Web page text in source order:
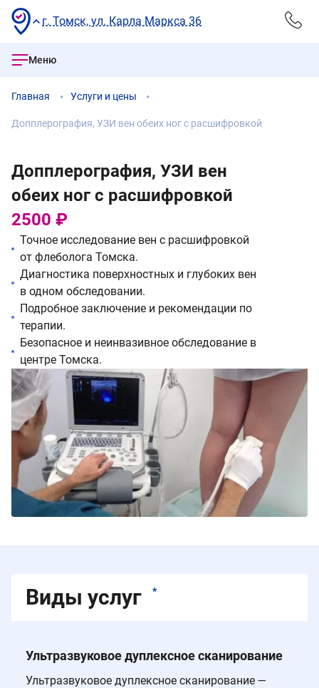
г. Томск, ул. Карла Маркса 36
Меню
Главная Услуги и цены
Допплерография, УЗИ вен обеих ног с расшифровкой
Допплерография, УЗИ вен
обеих ног с расшифровкой
2500 ₽
Точное исследование вен с расшифровкой
от флеболога Томска.
Диагностика поверхностных и глубоких вен
в одном обследовании.
Подробное заключение и рекомендации по
терапии.
Безопасное и неинвазивное обследование в
центре Томска.
Виды услуг *
Ультразвуковое дуплексное сканирование
Ультразвуковое дуплексное сканирование —